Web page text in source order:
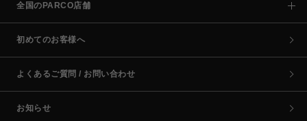
全国のPARCO店舗
初めてのお客様へ
よくあるご質問 / お問い合わせ
お知らせ